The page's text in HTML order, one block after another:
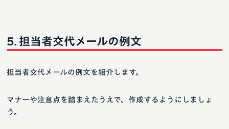
担当者交代メールの例文
担当者交代メールの例文を紹介します。
マナーや注意点を踏まえたうえで、作成するようにしましょ
う。